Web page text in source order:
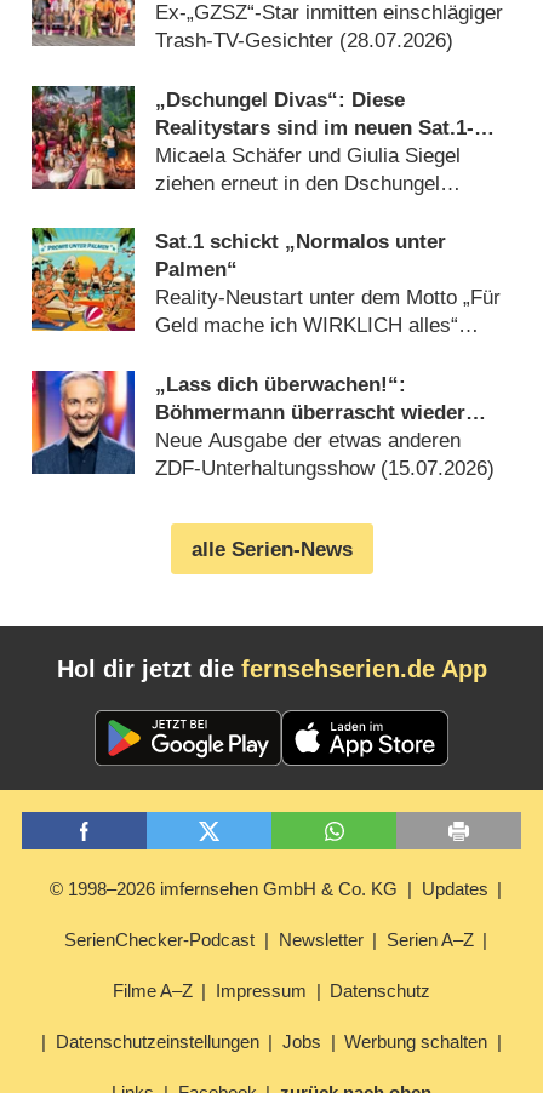
Staffel 6 dabei
Ex-„GZSZ“-Star inmitten einschlägiger
Trash-TV-Gesichter (28.07.2026)
„Dschungel Divas“: Diese
Realitystars sind im neuen Sat.1-
Format dabei
Micaela Schäfer und Giulia Siegel
ziehen erneut in den Dschungel
Sat.1 schickt „Normalos unter
Palmen“
Reality-Neustart unter dem Motto „Für
Geld mache ich WIRKLICH alles“
„Lass dich überwachen!“:
Böhmermann überrascht wieder
ahnungsloses Publikum
Neue Ausgabe der etwas anderen
ZDF-Unterhaltungsshow (15.07.2026)
alle Serien-News
Hol dir jetzt die fernsehserien.de App
© 1998–2026 imfernsehen GmbH & Co. KG Updates
SerienChecker-Podcast Newsletter Serien A–Z
Filme A–Z Impressum Datenschutz
Datenschutzeinstellungen Jobs Werbung schalten